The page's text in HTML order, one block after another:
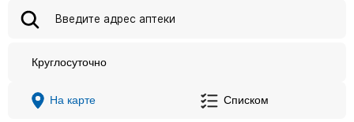
Круглосуточно
На карте Списком